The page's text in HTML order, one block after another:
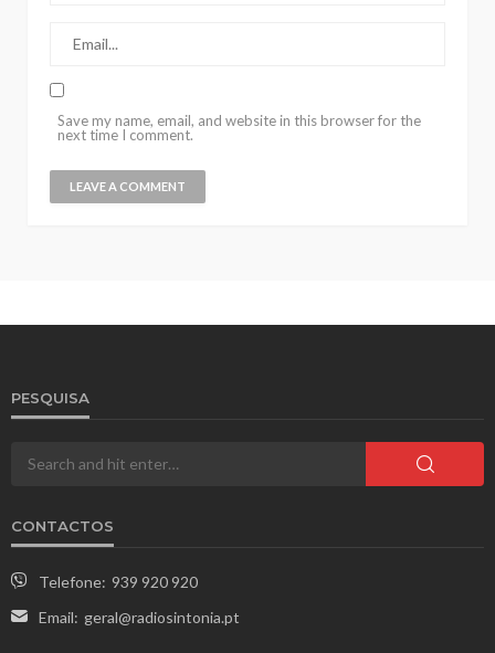
Save my name, email, and website in this browser for the
next time I comment.
PESQUISA
CONTACTOS
Telefone: 939 920 920
Email: geral@radiosintonia.pt